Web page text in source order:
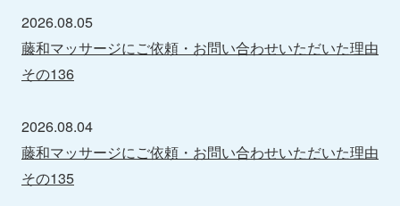
2026.08.05
藤和マッサージにご依頼・お問い合わせいただいた理由
その136
2026.08.04
藤和マッサージにご依頼・お問い合わせいただいた理由
その135